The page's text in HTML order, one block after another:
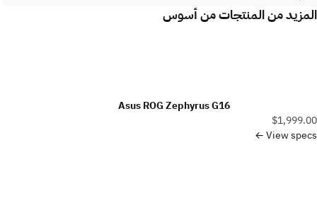
المزيد من المنتجات منأسوس
Asus ROG Zephyrus G16
$1,999.00
View specs ←